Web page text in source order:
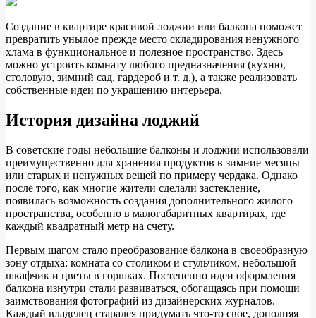
Создание в квартире красивой лоджии или балкона поможет
превратить унылое прежде место складирования ненужного
хлама в функциональное и полезное пространство. Здесь
можно устроить комнату любого предназначения (кухню,
столовую, зимний сад, гардероб и т. д.), а также реализовать
собственные идеи по украшению интерьера.
История дизайна лоджий
В советские годы небольшие балконы и лоджии использовали
преимущественно для хранения продуктов в зимние месяцы
или старых и ненужных вещей по примеру чердака. Однако
после того, как многие жители сделали застекление,
появилась возможность создания дополнительного жилого
пространства, особенно в малогабаритных квартирах, где
каждый квадратный метр на счету.
Первым шагом стало преобразование балкона в своеобразную
зону отдыха: комната со столиком и стульчиком, небольшой
шкафчик и цветы в горшках. Постепенно идеи оформления
балкона изнутри стали развиваться, обогащаясь при помощи
заимствования фотографий из дизайнерских журналов.
Каждый владелец старался придумать что-то свое, дополняя